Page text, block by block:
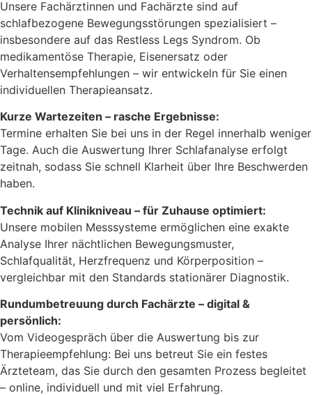
Unsere Fachärztinnen und Fachärzte sind auf
schlafbezogene Bewegungsstörungen spezialisiert –
insbesondere auf das Restless Legs Syndrom. Ob
medikamentöse Therapie, Eisenersatz oder
Verhaltensempfehlungen – wir entwickeln für Sie einen
individuellen Therapieansatz.
Kurze Wartezeiten – rasche Ergebnisse:
Termine erhalten Sie bei uns in der Regel innerhalb weniger
Tage. Auch die Auswertung Ihrer Schlafanalyse erfolgt
zeitnah, sodass Sie schnell Klarheit über Ihre Beschwerden
haben.
Technik auf Klinikniveau – für Zuhause optimiert:
Unsere mobilen Messsysteme ermöglichen eine exakte
Analyse Ihrer nächtlichen Bewegungsmuster,
Schlafqualität, Herzfrequenz und Körperposition –
vergleichbar mit den Standards stationärer Diagnostik.
Rundumbetreuung durch Fachärzte – digital &
persönlich:
Vom Videogespräch über die Auswertung bis zur
Therapieempfehlung: Bei uns betreut Sie ein festes
Ärzteteam, das Sie durch den gesamten Prozess begleitet
– online, individuell und mit viel Erfahrung.